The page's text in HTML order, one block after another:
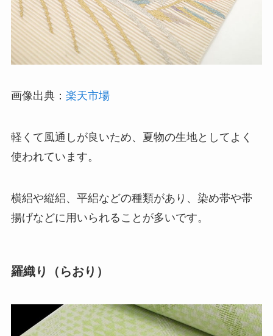
画像出典： 楽天市場
軽くて風通しが良いため、夏物の生地としてよく
使われています。
横絽や縦絽、平絽などの種類があり、染め帯や帯
揚げなどに用いられることが多いです。
羅織り（らおり）